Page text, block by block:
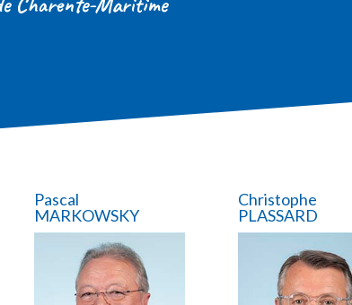
Pascal
MARKOWSKY
Christophe
PLASSARD